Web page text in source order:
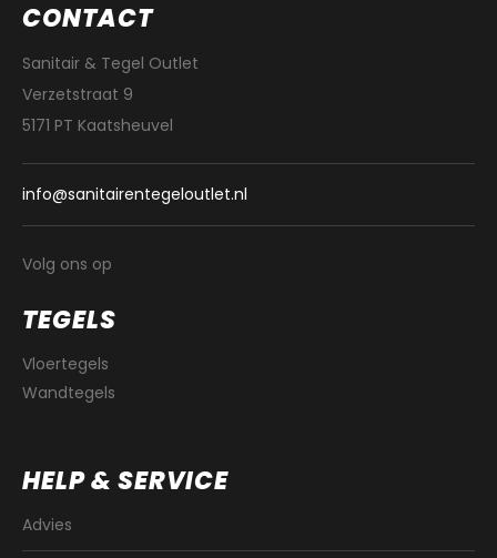
CONTACT
Sanitair & Tegel Outlet
Verzetstraat 9
5171 PT Kaatsheuvel
info@sanitairentegeloutlet.nl
Volg ons op
TEGELS
Vloertegels
Wandtegels
HELP & SERVICE
Advies